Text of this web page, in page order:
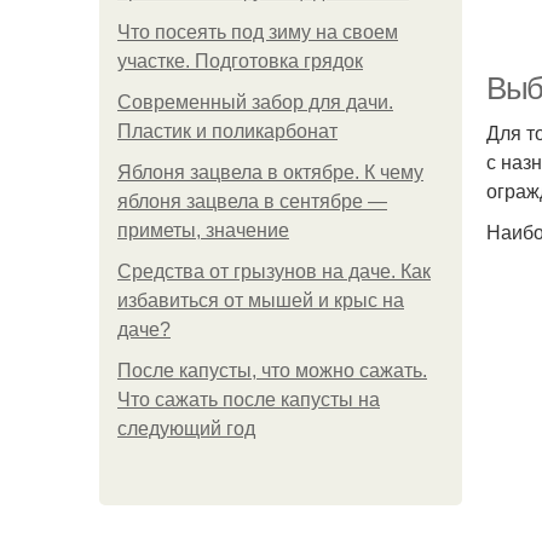
Что посеять под зиму на своем
участке. Подготовка грядок
Современный забор для дачи.
Пластик и поликарбонат
Яблоня зацвела в октябре. К чему
яблоня зацвела в сентябре —
приметы, значение
Средства от грызунов на даче. Как
избавиться от мышей и крыс на
даче?
После капусты, что можно сажать.
Что сажать после капусты на
следующий год
Для
с